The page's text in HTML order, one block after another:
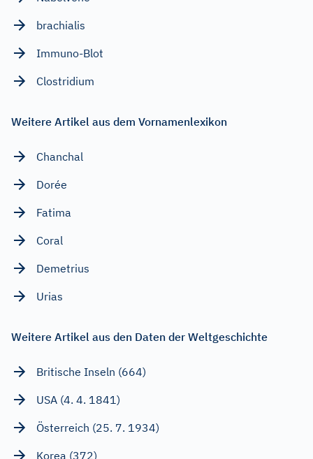
brachialis
Immuno-Blot
Clostridium
Weitere Artikel aus dem Vornamenlexikon
Chanchal
Dorée
Fatima
Coral
Demetrius
Urias
Weitere Artikel aus den Daten der Weltgeschichte
Britische Inseln (664)
USA (4. 4. 1841)
Österreich (25. 7. 1934)
Korea (372)